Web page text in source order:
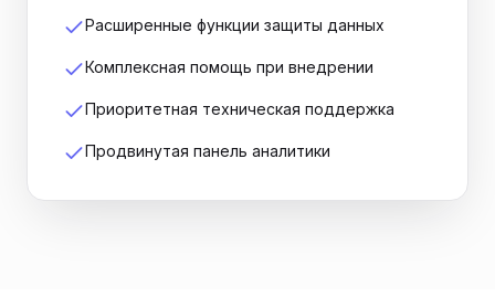
Расширенные функции защиты данных
Комплексная помощь при внедрении
Приоритетная техническая поддержка
Продвинутая панель аналитики